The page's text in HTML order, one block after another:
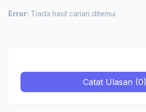
Error: Tiada hasil carian ditemui
Catat Ulasan (0)